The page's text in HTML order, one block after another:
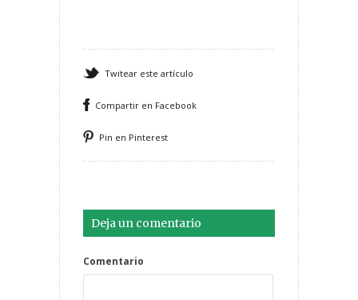
Twitear este artículo
Compartir en Facebook
Pin en Pinterest
Deja un comentario
Comentario